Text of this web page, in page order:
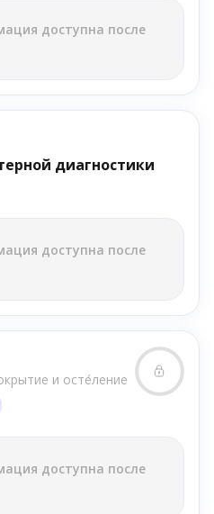
доступна после
диагностики
доступна после
и осте́ление
доступна после